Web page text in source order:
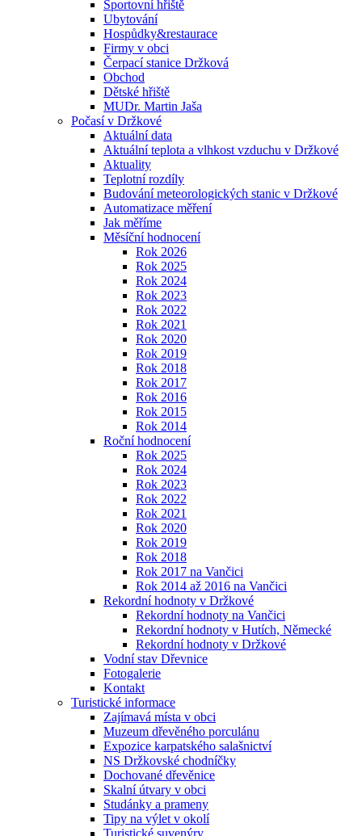
Sportovní hřiště
Ubytování
Hospůdky&restaurace
Firmy v obci
Čerpací stanice Držková
Obchod
Dětské hřiště
MUDr. Martin Jaša
Počasí v Držkové
Aktuální data
Aktuální teplota a vlhkost vzduchu v Držkové
Aktuality
Teplotní rozdíly
Budování meteorologických stanic v Držkové
Automatizace měření
Jak měříme
Měsíční hodnocení
Rok 2026
Rok 2025
Rok 2024
Rok 2023
Rok 2022
Rok 2021
Rok 2020
Rok 2019
Rok 2018
Rok 2017
Rok 2016
Rok 2015
Rok 2014
Roční hodnocení
Rok 2025
Rok 2024
Rok 2023
Rok 2022
Rok 2021
Rok 2020
Rok 2019
Rok 2018
Rok 2017 na Vančici
Rok 2014 až 2016 na Vančici
Rekordní hodnoty v Držkové
Rekordní hodnoty na Vančici
Rekordní hodnoty v Hutích, Německé
Rekordní hodnoty v Držkové
Vodní stav Dřevnice
Fotogalerie
Kontakt
Turistické informace
Zajímavá místa v obci
Muzeum dřevěného porculánu
Expozice karpatského salašnictví
NS Držkovské chodníčky
Dochované dřevěnice
Skalní útvary v obci
Studánky a prameny
Tipy na výlet v okolí
Turistické suvenýry